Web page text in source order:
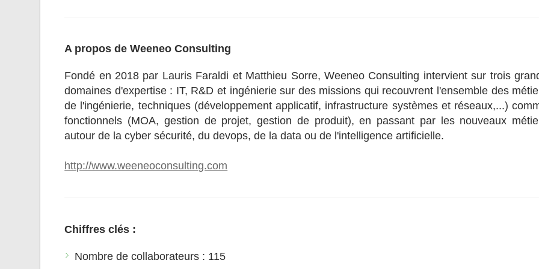
A propos de Weeneo Consulting
Fondé en 2018 par Lauris Faraldi et Matthieu Sorre, Weeneo Consulting intervient sur trois
domaines d'expertise : IT, R&D et ingénierie sur des missions qui recouvrent l'ensemble des
de l'ingénierie, techniques (développement applicatif, infrastructure systèmes et réseaux,...)
fonctionnels (MOA, gestion de projet, gestion de produit), en passant par les nouveaux
autour de la cyber sécurité, du devops, de la data ou de l'intelligence artificielle.
http://www.weeneoconsulting.com
Chiffres clés :
Nombre de collaborateurs : 115